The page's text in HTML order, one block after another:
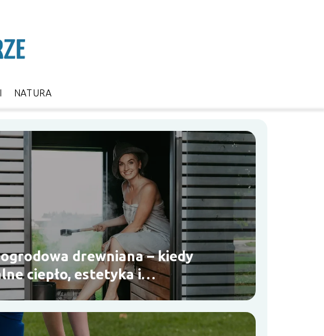
NATURA
drewniana – kiedy
ciepło, estetyka i
rzeczywiście idą w parze?